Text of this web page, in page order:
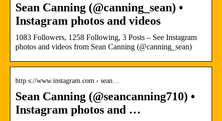
Sean Canning (@canning_sean) •
Instagram photos and videos
1083 Followers, 1258 Following, 3 Posts – See Instagram
photos and videos from Sean Canning (@canning_sean)
http s://www.instagram.com › sean…
Sean Canning (@seancanning710) •
Instagram photos and …